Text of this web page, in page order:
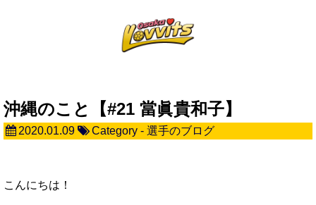
沖縄のこと【#21 當眞貴和子】
2020.01.09 Category - 選手のブログ
こんにちは！